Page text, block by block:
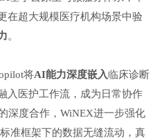
在超大规模医疗机构场景中验
。
将AI能力深度嵌入临床诊断
入医护工作流，成为日常协作
深度合作，WiNEX进一步强化
准框架下的数据无缝流动，真